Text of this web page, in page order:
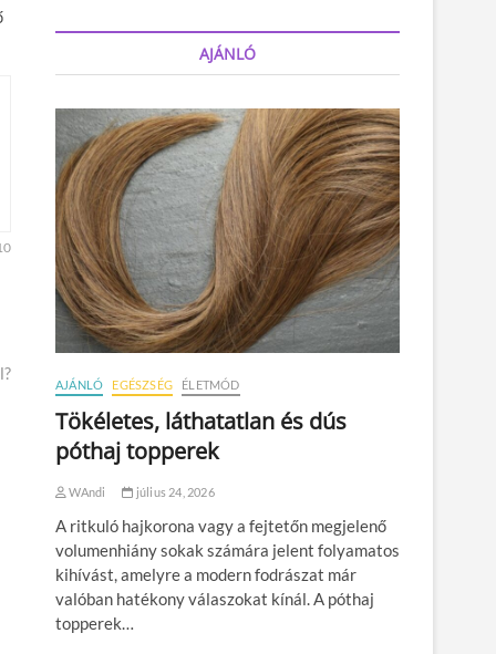
AJÁNLÓ
AJÁNLÓ EGÉSZSÉG ÉLETMÓD
Tökéletes, láthatatlan és dús
póthaj topperek
WAndi július 24, 2026
A ritkuló hajkorona vagy a fejtetőn megjelenő
volumenhiány sokak számára jelent folyamatos
kihívást, amelyre a modern fodrászat már
valóban hatékony válaszokat kínál. A póthaj
topperek…